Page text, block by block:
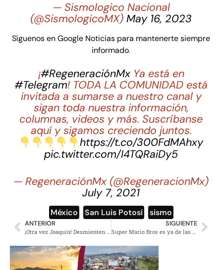
— Sismologico Nacional
(@SismologicoMX) May 16, 2023
Síguenos en Google Noticias para mantenerte siempre
informado.
¡#RegeneraciónMxYa está en
#Telegram! TODA LA COMUNIDAD está
invitada a sumarse a nuestro canal y
sigan toda nuestra información,
columnas, videos y más. Suscríbanse
aquí y sigamos creciendo juntos.
https://t.co/300FdMAhxy
pic.twitter.com/I4TQRaiDy5
— RegeneraciónMx (@RegeneracionMx)
July 7, 2021
México San Luis Potosí sismo
ANTERIOR SIGUIENTE